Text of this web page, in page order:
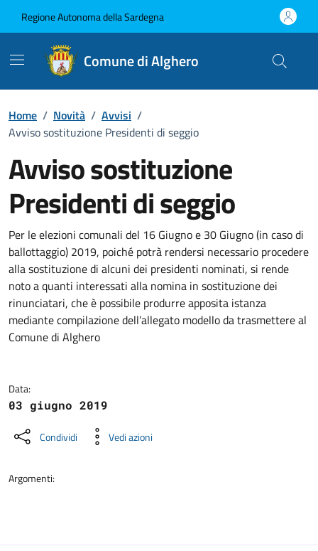
Regione Autonoma della Sardegna
Comune di Alghero
Home / Novità / Avvisi /
Avviso sostituzione Presidenti di seggio
Avviso sostituzione
Presidenti di seggio
Dettagli della notizia
Per le elezioni comunali del 16 Giugno e 30 Giugno (in caso di
ballottaggio) 2019, poiché potrà rendersi necessario procedere
alla sostituzione di alcuni dei presidenti nominati, si rende
noto a quanti interessati alla nomina in sostituzione dei
rinunciatari, che è possibile produrre apposita istanza
mediante compilazione dell’allegato modello da trasmettere al
Comune di Alghero
Data:
03 giugno 2019
Condividi Vedi azioni
Argomenti: